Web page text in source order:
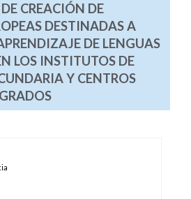
CREACIÓN DE
DESTINADAS A
DE LENGUAS
LOS INSTITUTOS DE
Y CENTROS